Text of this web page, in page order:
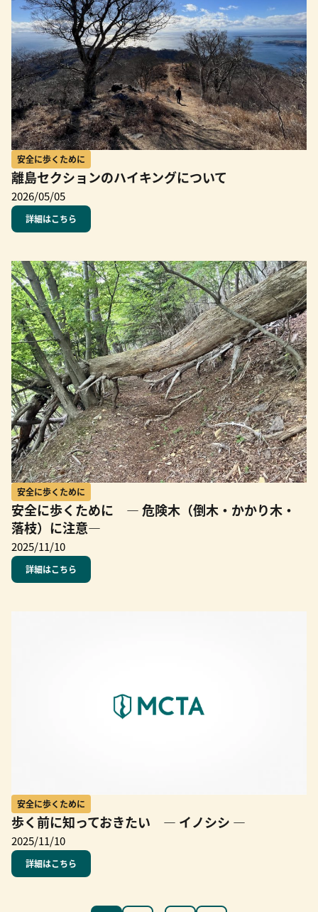
安全に歩くために
離島セクションのハイキングについて
2026/05/05
詳細はこちら
安全に歩くために
安全に歩くために ― 危険木（倒木・かかり木・
落枝）に注意―
2025/11/10
詳細はこちら
安全に歩くために
歩く前に知っておきたい ― イノシシ ―
2025/11/10
詳細はこちら